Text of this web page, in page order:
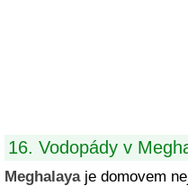
16. Vodopády v
Meghalayaje domovem